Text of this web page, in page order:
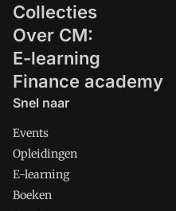
Collecties
Over CM:
E-learning
Finance academy
Snel naar
Events
Opleidingen
E-learning
Boeken